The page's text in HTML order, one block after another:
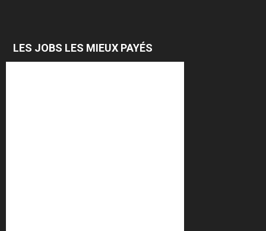
LES JOBS LES MIEUX PAYÉS